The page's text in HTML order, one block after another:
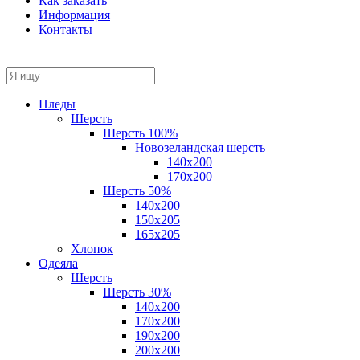
Информация
Контакты
Пледы
Шерсть
Шерсть 100%
Новозеландская шерсть
140х200
170x200
Шерсть 50%
140x200
150х205
165х205
Хлопок
Одеяла
Шерсть
Шерсть 30%
140х200
170х200
190х200
200х200